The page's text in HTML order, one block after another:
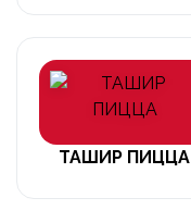
ТАШИР ПИЦЦА